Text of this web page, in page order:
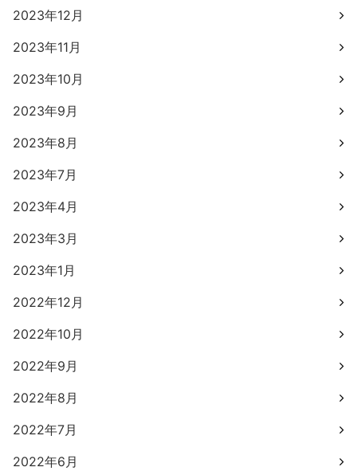
2023年12月
2023年11月
2023年10月
2023年9月
2023年8月
2023年7月
2023年4月
2023年3月
2023年1月
2022年12月
2022年10月
2022年9月
2022年8月
2022年7月
2022年6月